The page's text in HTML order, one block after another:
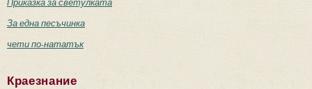
За една песъчинка
чети по-нататък
Краезнание